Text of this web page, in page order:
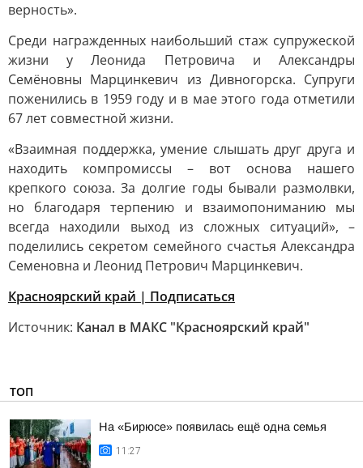
верность».
Среди награжденных наибольший стаж супружеской
жизни у Леонида Петровича и Александры
Семёновны Марцинкевич из Дивногорска. Супруги
поженились в 1959 году и в мае этого года отметили
67 лет совместной жизни.
«Взаимная поддержка, умение слышать друг друга и
находить компромиссы – вот основа нашего
крепкого союза. За долгие годы бывали размолвки,
но благодаря терпению и взаимопониманию мы
всегда находили выход из сложных ситуаций», –
поделились секретом семейного счастья Александра
Семеновна и Леонид Петрович Марцинкевич.
Красноярский край | Подписаться
Источник: Канал в МАКС "Красноярский край"
ТОП
На «Бирюсе» появилась ещё одна семья
11:27